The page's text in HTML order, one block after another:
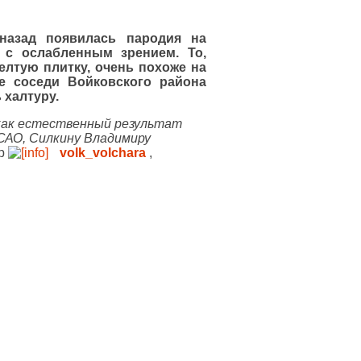
появилась пародия на
с ослабленным зрением. То,
плитку, очень похоже на
соседи Войковского района
естественный результат
Силкину Владимиру
volk_​volchara ,